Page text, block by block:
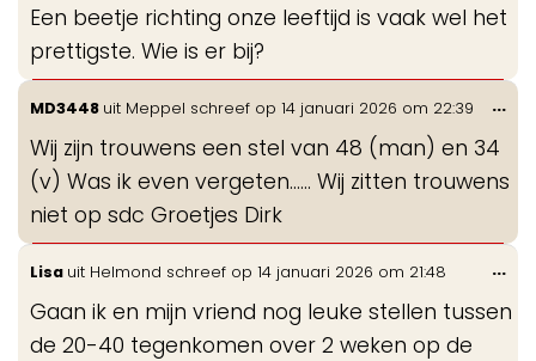
Een beetje richting onze leeftijd is vaak wel het
prettigste. Wie is er bij?
MD3448 uit Meppel schreef op 14 januari 2026 om 22:39
Wij zijn trouwens een stel van 48 (man) en 34
(v) Was ik even vergeten...... Wij zitten trouwens
niet op sdc Groetjes Dirk
...
Lisa uit Helmond schreef op 14 januari 2026 om 21:48
Gaan ik en mijn vriend nog leuke stellen tussen
de 20-40 tegenkomen over 2 weken op de
...